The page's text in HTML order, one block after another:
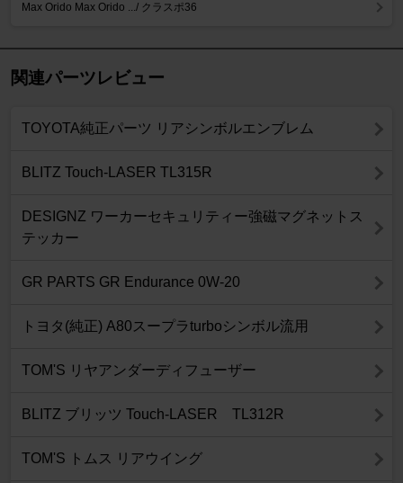
Max Orido Max Orido .../ クラスポ36
関連パーツレビュー
TOYOTA純正パーツ リアシンボルエンブレム
BLITZ Touch-LASER TL315R
DESIGNZ ワーカーセキュリティー強磁マグネットス
テッカー
GR PARTS GR Endurance 0W-20
トヨタ(純正) A80スープラturboシンボル流用
TOM'S リヤアンダーディフューザー
BLITZ ブリッツ Touch-LASER TL312R
TOM'S トムス リアウイング